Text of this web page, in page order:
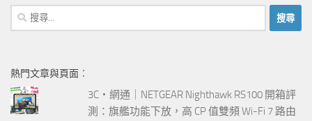
搜
尋
字:
熱門文章與頁面︰
3C‧網通｜NETGEAR Nighthawk RS100 開箱評
測：旗艦功能下放，高 CP 值雙頻 Wi-Fi 7 路由